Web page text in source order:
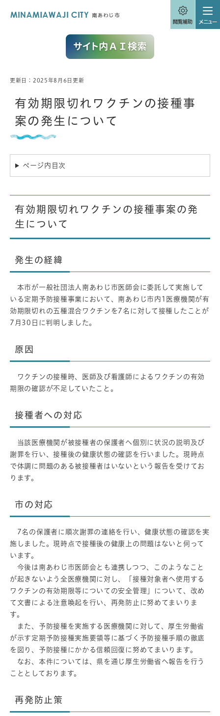
本
更新日：2025年8月6日更新
有効期限切れワクチンの接種事
案の発生について
ページ内目次
有効期限切れワクチンの接種事案の発
生について
発生の経緯
本市が一般社団法人南あわじ市医師会に委託して実施して
いる定期予防接種事業において、南あわじ市内1医療機関が有
効期限切れの五種混合ワクチンを7名に対して接種したことが
7月30日に判明しました。
原因
ワクチンの接種時、医師及び看護師によるワクチンの有効
期限の確認が不足していたこと。
接種者への対応
当該医療機関が被接種者の保護者へ個別に状況の説明及び
謝罪を行い、接種後の健康状態の確認を行いました。現時点
で体調に問題のある被接種者はいないという報告を受けてお
ります。
市の対応
7名の保護者に順次謝罪の連絡を行い、健康状態の確認を実
施しました。現時点で接種後の健康上の問題はないと伺って
います。
今後は南あわじ市医師会とも連携しつつ、このようなこと
が起きないよう全医療機関に対し、「接種対象者へ使用する
ワクチンの有効期限等についての安全管理」について、改め
て文書による注意喚起を行い、再発防止に努めてまいりま
す。
また、予防接種を実施する医療機関に対して、厚生労働省
が示す定期予防接種実施要領等に基づく予防接種手順の徹底
を図り、予防接種にかかる信頼回復に努めてまいります。
なお、本件については、県を通じ厚生労働省へ報告を行う
こととしております。
再発防止策